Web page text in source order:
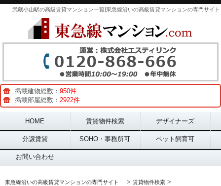
武蔵小山駅の高級賃貸マンション一覧|東急線沿いの高級賃貸マンションの専門サイト
掲載建物総数： 950件
掲載部屋総数： 2922件
Main menu
HOME 賃貸物件検索 デザイナーズ
分譲賃貸 SOHO・事務所可 ペット飼育可
お問い合わせ
東急線沿いの高級賃貸マンションの専門サイト > 賃貸物件検索 >